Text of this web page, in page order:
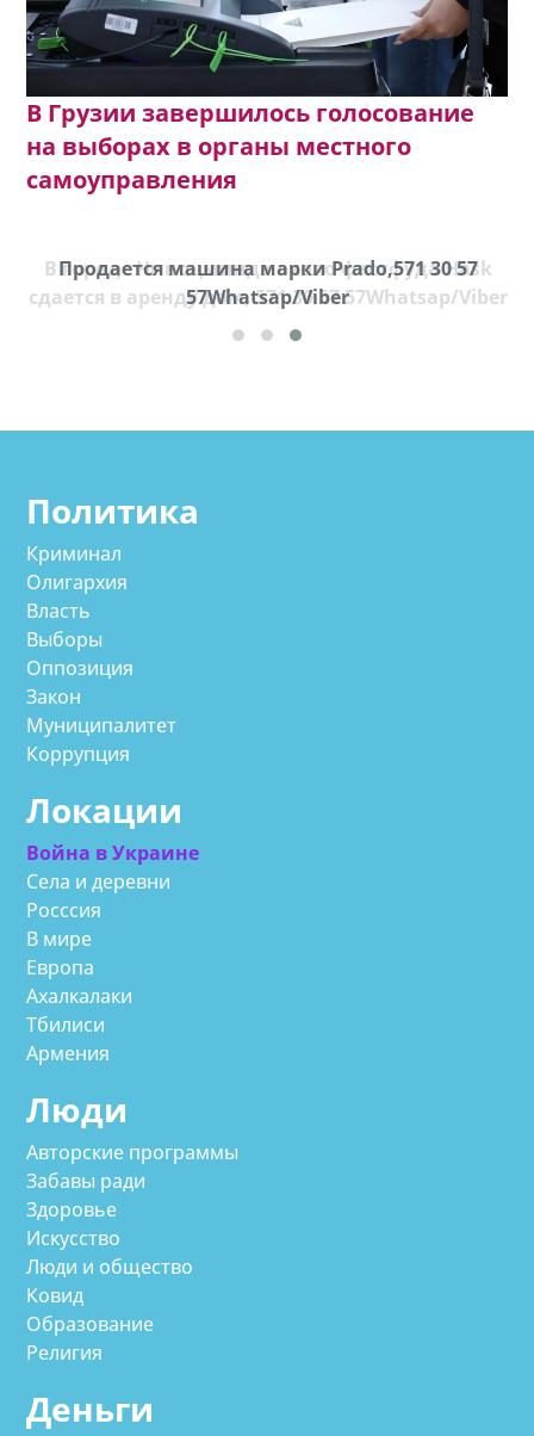
В Грузии завершилось голосование
на выборах в органы местного
самоуправления
В городе Ниноцминда около фастфуда Hask
cдается в аренду дом, 571 30 57 57Whatsap/Viber
Продается машина марки Prado,571 30 57
57Whatsap/Viber
Политика
Криминал
Олигархия
Власть
Выборы
Оппозиция
Закон
Муниципалитет
Коррупция
Локации
Война в Украине
Села и деревни
Росссия
В мире
Европа
Ахалкалаки
Тбилиси
Армения
Люди
Авторские программы
Забавы ради
Здоровье
Искусство
Люди и общество
Ковид
Образование
Религия
Деньги